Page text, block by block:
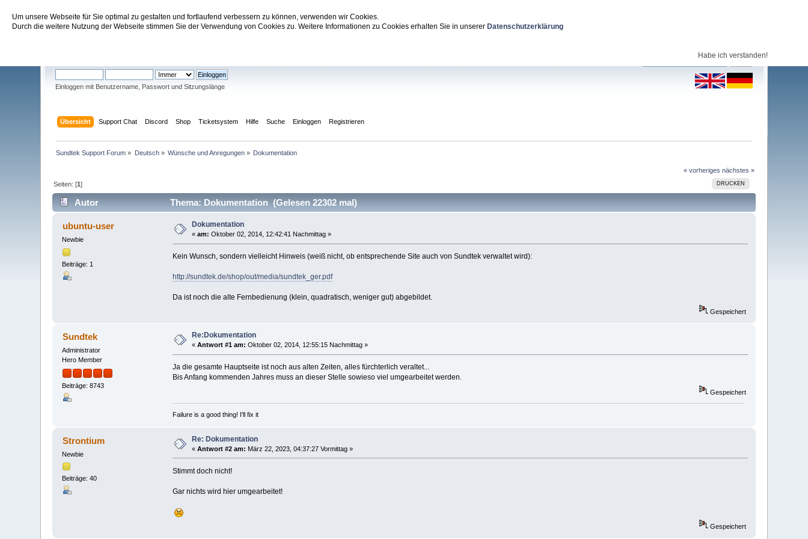
Um unsere Webseite für Sie optimal zu gestalten und fortlaufend verbessern zu können, verwenden wir Cookies.
Durch die weitere Nutzung der Webseite stimmen Sie der Verwendung von Cookies zu. Weitere Informationen zu Cookies erhalten Sie in unserer Datenschutzerklärung
Habe ich verstanden!
Sundtek Support Forum
Einloggen mit Benutzername, Passwort und Sitzungslänge
Übersicht Support Chat Discord Shop Ticketsystem Hilfe Suche Einloggen Registrieren
Sundtek Support Forum » Deutsch» Wünsche und Anregungen » Dokumentation
« vorheriges nächstes »
DRUCKEN
Seiten: [1]
Autor Thema: Dokumentation (Gelesen 22302 mal)
ubuntu-user
Newbie
Beiträge: 1
Dokumentation
«am: Oktober 02, 2014, 12:42:41 Nachmittag »
Kein Wunsch, sondern vielleicht Hinweis (weiß nicht, ob entsprechende Site auch von Sundtek verwaltet wird):
http://sundtek.de/shop/out/media/sundtek_ger.pdf
Da ist noch die alte Fernbedienung (klein, quadratisch, weniger gut) abgebildet.
Gespeichert
Sundtek
Administrator
Hero Member
Beiträge: 8743
Re:Dokumentation
«Antwort #1 am: Oktober 02, 2014, 12:55:15 Nachmittag »
Ja die gesamte Hauptseite ist noch aus alten Zeiten, alles fürchterlich veraltet...
Bis Anfang kommenden Jahres muss an dieser Stelle sowieso viel umgearbeitet werden.
Gespeichert
Failure is a good thing! I'll fix it
Strontium
Newbie
Beiträge: 40
Re: Dokumentation
«Antwort #2 am: März 22, 2023, 04:37:27 Vormittag »
Stimmt doch nicht!
Gar nichts wird hier umgearbeitet!
Gespeichert